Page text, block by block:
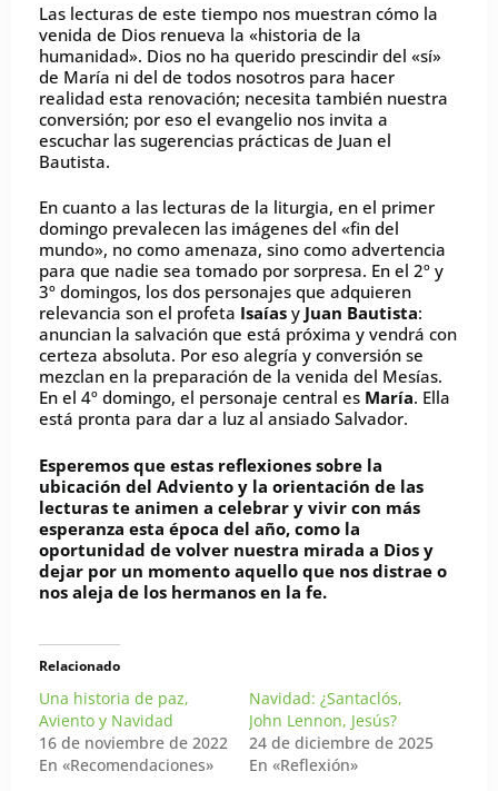
Las lecturas de este tiempo nos muestran cómo la
venida de Dios renueva la «historia de la
humanidad». Dios no ha querido prescindir del «sí»
de María ni del de todos nosotros para hacer
realidad esta renovación; necesita también nuestra
conversión; por eso el evangelio nos invita a
escuchar las sugerencias prácticas de Juan el
Bautista.
En cuanto a las lecturas de la liturgia, en el primer
domingo prevalecen las imágenes del «fin del
mundo», no como amenaza, sino como advertencia
para que nadie sea tomado por sorpresa. En el 2º y
3º domingos, los dos personajes que adquieren
relevancia son el profeta Isaías y Juan Bautista:
anuncian la salvación que está próxima y vendrá con
certeza absoluta. Por eso alegría y conversión se
mezclan en la preparación de la venida del Mesías.
En el 4º domingo, el personaje central es María. Ella
está pronta para dar a luz al ansiado Salvador.
Esperemos que estas reflexiones sobre la
ubicación del Adviento y la orientación de las
lecturas te animen a celebrar y vivir con más
esperanza esta época del año, como la
oportunidad de volver nuestra mirada a Dios y
dejar por un momento aquello que nos distrae o
nos aleja de los hermanos en la fe.
Relacionado
Una historia de paz,
Aviento y Navidad
16 de noviembre de 2022
En «Recomendaciones»
Navidad: ¿Santaclós,
John Lennon, Jesús?
24 de diciembre de 2025
En «Reflexión»